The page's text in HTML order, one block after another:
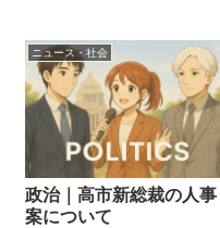
ニュース・社会
政治｜高市新総裁の人事
案について